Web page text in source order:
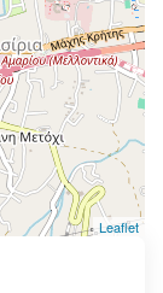
Leaflet